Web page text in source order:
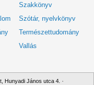
Szakkönyv
Szótár, nyelvkönyv
Természettudomány
Vallás
Hunyadi János utca 4. ·